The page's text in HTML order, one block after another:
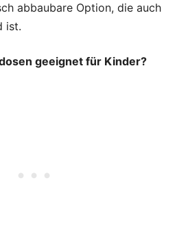
abbaubare Option, die auch
ist.
geeignet für Kinder?